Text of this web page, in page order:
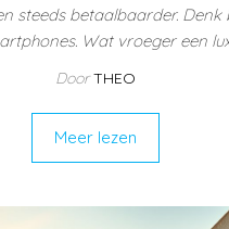
steeds betaalbaarder. Denk
Wat vroeger een
Door THEO
Meer lezen